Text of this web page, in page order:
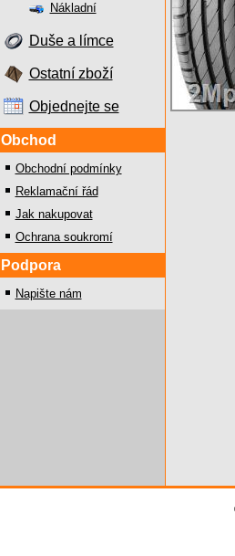
Nákladní
Duše a límce
Ostatní zboží
Objednejte se
Obchod
Obchodní podmínky
Reklamační řád
Jak nakupovat
Ochrana soukromí
Podpora
Napište nám